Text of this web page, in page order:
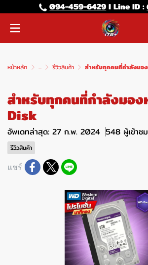
094-459-6429l Line lD :
หน้าหลัก ... รีวิวสินค้า สำหรับทุกคนที่กำลังมอ
สำหรับทุกคนที่กำลังมอ
Disk
อัพเดทล่าสุด: 27 ก.พ. 2024 548 ผู้เข้าชม
รีวิวสินค้า
แชร์